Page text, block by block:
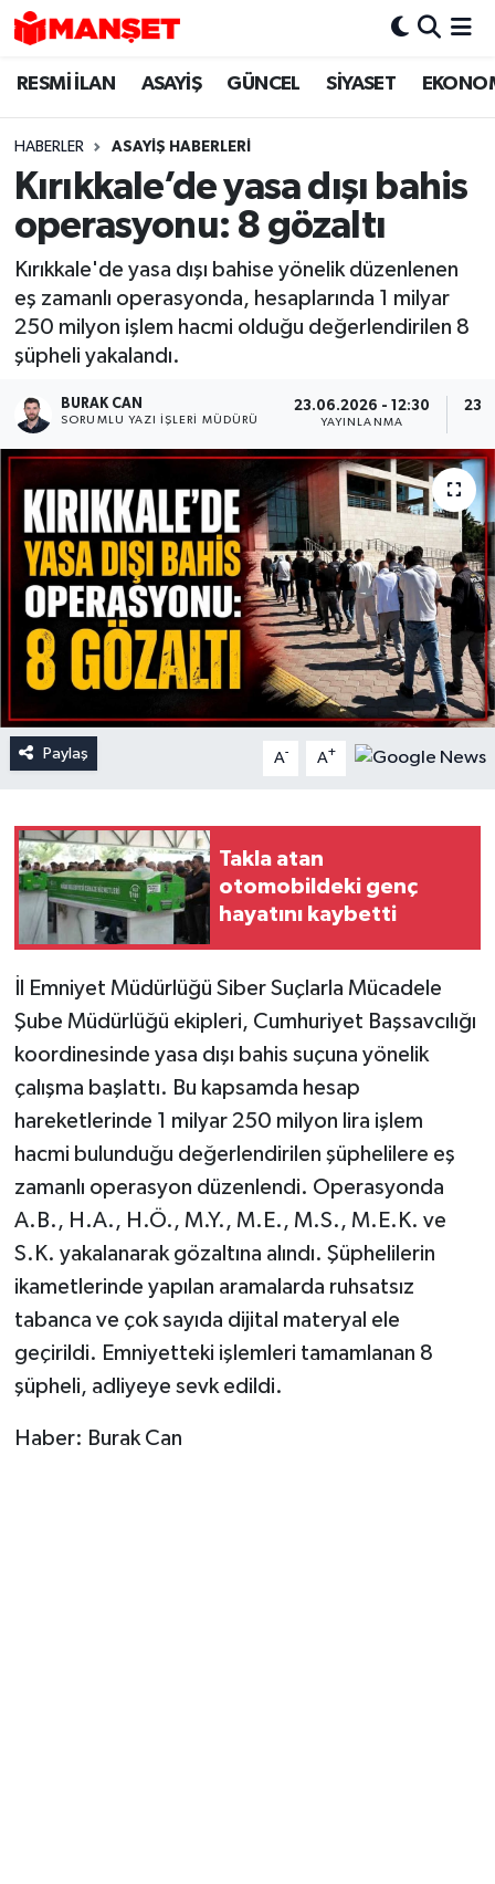
RESMİ İLAN ASAYİŞ GÜNCEL SİYASET
HABERLER ASAYİŞ HABERLERİ
Kırıkkale’de yasa dışı bahis
operasyonu: 8 gözaltı
Kırıkkale'de yasa dışı bahise yönelik düzenlenen
eş zamanlı operasyonda, hesaplarında 1 milyar
250 milyon işlem hacmi olduğu değerlendirilen 8
şüpheli yakalandı.
BURAK CAN
SORUMLU YAZI İŞLERI MÜDÜRÜ
23.06.2026 - 12:30
YAYINLANMA
Paylaş A- A+
Takla atan
otomobildeki genç
hayatını kaybetti
İl Emniyet Müdürlüğü Siber Suçlarla Mücadele
Şube Müdürlüğü ekipleri, Cumhuriyet Başsavcılığı
koordinesinde yasa dışı bahis suçuna yönelik
çalışma başlattı. Bu kapsamda hesap
hareketlerinde 1 milyar 250 milyon lira işlem
hacmi bulunduğu değerlendirilen şüphelilere eş
zamanlı operasyon düzenlendi. Operasyonda
A.B., H.A., H.Ö., M.Y., M.E., M.S., M.E.K. ve
S.K. yakalanarak gözaltına alındı. Şüphelilerin
ikametlerinde yapılan aramalarda ruhsatsız
tabanca ve çok sayıda dijital materyal ele
geçirildi. Emniyetteki işlemleri tamamlanan 8
şüpheli, adliyeye sevk edildi.
Haber: Burak Can
Hava Durumu
Trafik Durumu
Süper Lig Puan Durumu ve Fikstür
Son Dakika Haberleri
Haber Arşivi